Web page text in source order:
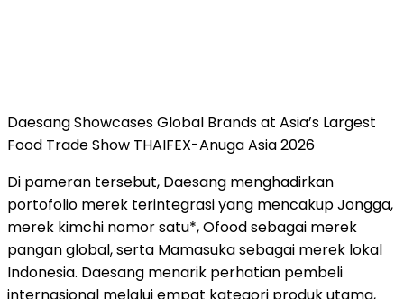
Daesang Showcases Global Brands at Asia’s Largest
Food Trade Show THAIFEX-Anuga Asia 2026
Di pameran tersebut, Daesang menghadirkan
portofolio merek terintegrasi yang mencakup Jongga,
merek kimchi nomor satu*, Ofood sebagai merek
pangan global, serta Mamasuka sebagai merek lokal
Indonesia. Daesang menarik perhatian pembeli
internasional melalui empat kategori produk utama,